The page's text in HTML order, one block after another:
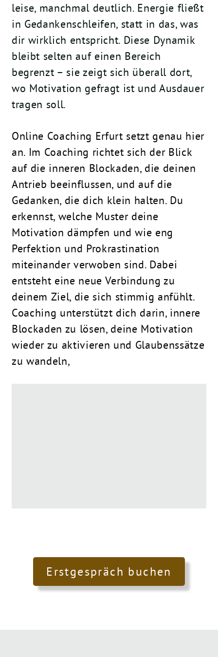
leise, manchmal deutlich. Energie fließt
in Gedankenschleifen, statt in das, was
dir wirklich entspricht. Diese Dynamik
bleibt selten auf einen Bereich
begrenzt – sie zeigt sich überall dort,
wo Motivation gefragt ist und Ausdauer
tragen soll.
Online Coaching Erfurt setzt genau hier
an. Im Coaching richtet sich der Blick
auf die inneren Blockaden, die deinen
Antrieb beeinflussen, und auf die
Gedanken, die dich klein halten. Du
erkennst, welche Muster deine
Motivation dämpfen und wie eng
Perfektion und Prokrastination
miteinander verwoben sind. Dabei
entsteht eine neue Verbindung zu
deinem Ziel, die sich stimmig anfühlt.
Coaching unterstützt dich darin, innere
Blockaden zu lösen, deine Motivation
wieder zu aktivieren und Glaubenssätze
zu wandeln,
Erstgespräch buchen